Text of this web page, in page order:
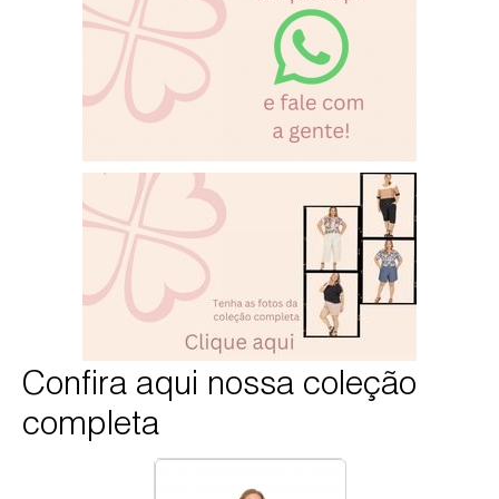
Confira aqui nossa coleção
completa